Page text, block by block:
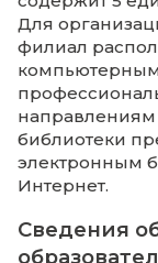
При
среда